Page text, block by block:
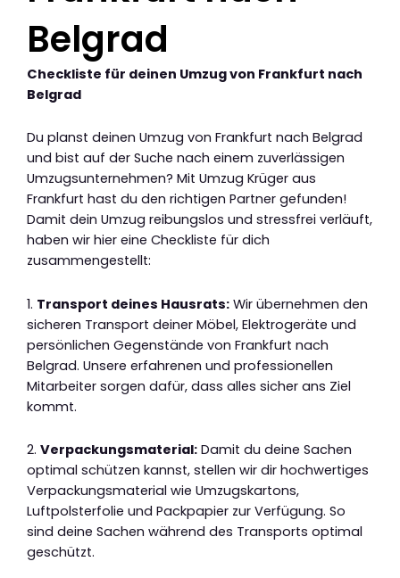
Belgrad
Checkliste für deinen Umzug von Frankfurt nach
Belgrad
Du planst deinen Umzug von Frankfurt nach Belgrad
und bist auf der Suche nach einem zuverlässigen
Umzugsunternehmen? Mit Umzug Krüger aus
Frankfurt hast du den richtigen Partner gefunden!
Damit dein Umzug reibungslos und stressfrei verläuft,
haben wir hier eine Checkliste für dich
zusammengestellt:
1. Transport deines Hausrats: Wir übernehmen den
sicheren Transport deiner Möbel, Elektrogeräte und
persönlichen Gegenstände von Frankfurt nach
Belgrad. Unsere erfahrenen und professionellen
Mitarbeiter sorgen dafür, dass alles sicher ans Ziel
kommt.
2. Verpackungsmaterial: Damit du deine Sachen
optimal schützen kannst, stellen wir dir hochwertiges
Verpackungsmaterial wie Umzugskartons,
Luftpolsterfolie und Packpapier zur Verfügung. So
sind deine Sachen während des Transports optimal
geschützt.